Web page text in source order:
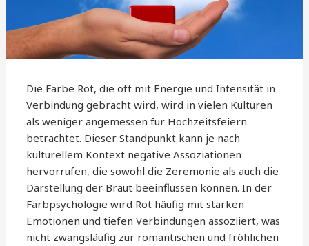
Die Farbe Rot, die oft mit Energie und Intensität in
Verbindung gebracht wird, wird in vielen Kulturen
als weniger angemessen für Hochzeitsfeiern
betrachtet. Dieser Standpunkt kann je nach
kulturellem Kontext negative Assoziationen
hervorrufen, die sowohl die Zeremonie als auch die
Darstellung der Braut beeinflussen können. In der
Farbpsychologie wird Rot häufig mit starken
Emotionen und tiefen Verbindungen assoziiert, was
nicht zwangsläufig zur romantischen und fröhlichen